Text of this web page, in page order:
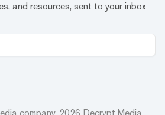
and resources, sent to your inbox